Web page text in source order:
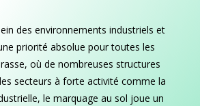
des environnements industriels et
priorité absolue pour toutes les
où de nombreuses structures
secteurs à forte activité comme la
le marquage au sol joue un